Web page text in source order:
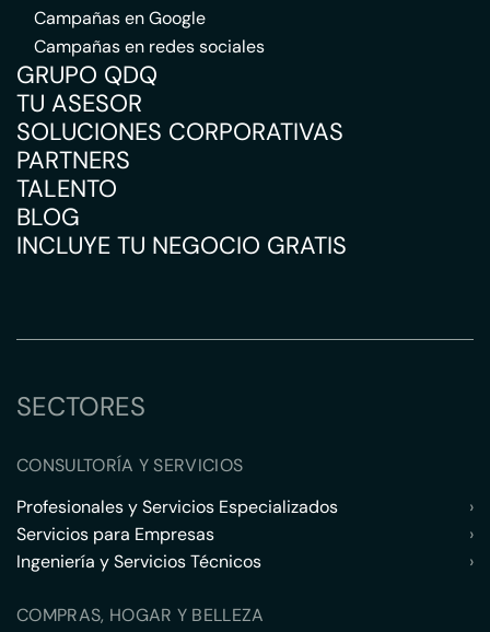
Campañas en Google
Campañas en redes sociales
GRUPO QDQ
TU ASESOR
SOLUCIONES CORPORATIVAS
PARTNERS
TALENTO
BLOG
INCLUYE TU NEGOCIO GRATIS
SECTORES
CONSULTORÍA Y SERVICIOS
Profesionales y Servicios Especializados
›
Servicios para Empresas
›
Ingeniería y Servicios Técnicos
›
COMPRAS, HOGAR Y BELLEZA